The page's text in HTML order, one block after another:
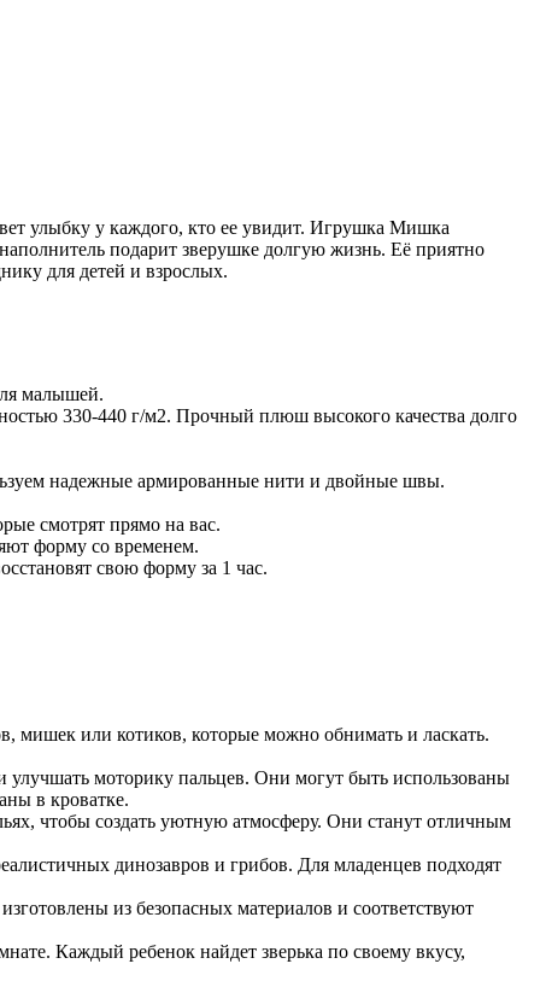
улыбку у каждого, кто ее увидит. Игрушка Мишка
подарит зверушке долгую жизнь. Её приятно
для детей и взрослых.
малышей.
330-440 г/м2. Прочный плюш высокого качества долго
надежные армированные нити и двойные швы.
смотрят прямо на вас.
форму со временем.
свою форму за 1 час.
мишек или котиков, которые можно обнимать и ласкать.
моторику пальцев. Они могут быть использованы
в кроватке.
чтобы создать уютную атмосферу. Они станут отличным
динозавров и грибов. Для младенцев подходят
из безопасных материалов и соответствуют
Каждый ребенок найдет зверька по своему вкусу,